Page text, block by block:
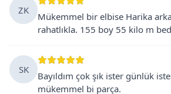
ZK
Mükemmel bir elbise Harika
rahatlıkla. 155 boy 55 kilo m
SK
Bayıldım çok şık ister günlük
mükemmel bi parça.